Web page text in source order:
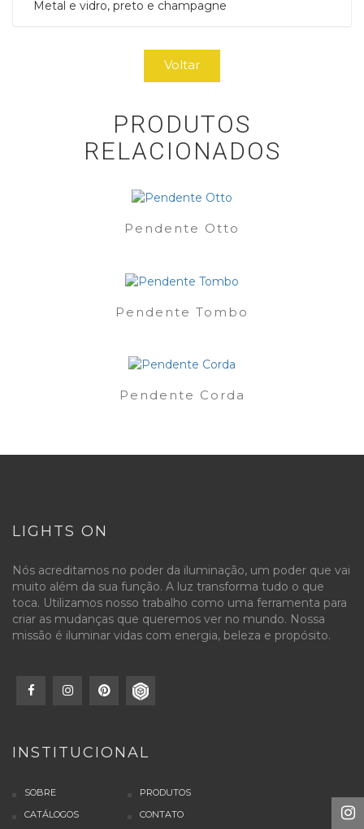
Metal e vidro, preto e champagne
Voltar
PRODUTOS
RELACIONADOS
Pendente Otto
Pendente Tombo
Pendente Corda
LIGHTS ON
Nós acreditamos no poder da iluminação, um poder que vai
muito além da sua função. A luz transforma tudo o que
toca. Utilizamos nosso trabalho como uma ferramenta para
criar as mudanças que queremos ver no mundo. Nossa
missão é iluminar vidas com energia, beleza e propósito.
INSTITUCIONAL
SOBRE
PRODUTOS
CATÁLOGOS
CONTATO